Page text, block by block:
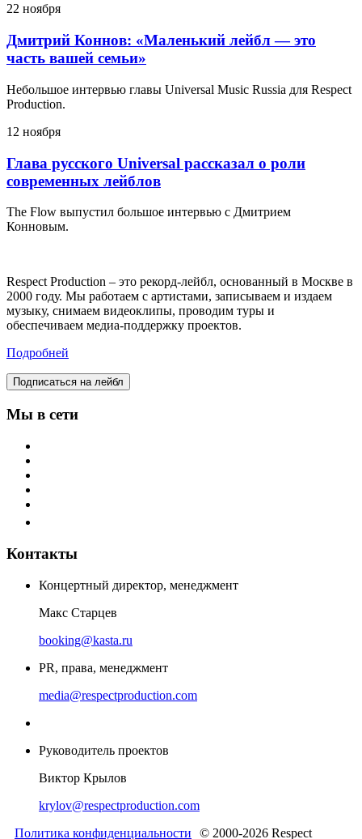
22 ноября
Дмитрий Коннов: «Маленький лейбл — это
часть вашей семьи»
Небольшое интервью главы Universal Music Russia для Respect
Production.
12 ноября
Глава русского Universal рассказал о роли
современных лейблов
The Flow выпустил большое интервью с Дмитрием
Конновым.
Respect Production – это рекорд-лейбл, основанный в Москве в
2000 году. Мы работаем с артистами, записываем и издаем
музыку, снимаем видеоклипы, проводим туры и
обеспечиваем медиа-поддержку проектов.
Подробней
Подписаться на лейбл
Мы в сети
Контакты
Концертный директор, менеджмент
Макс Старцев
booking@kasta.ru
PR, права, менеджмент
media@respectproduction.com
Руководитель проектов
Виктор Крылов
krylov@respectproduction.com
Политика конфиденциальности
© 2000-2026 Respect